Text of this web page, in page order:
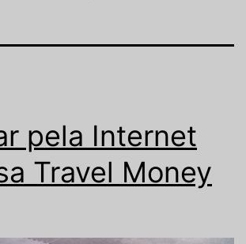
pela Internet
Travel Money